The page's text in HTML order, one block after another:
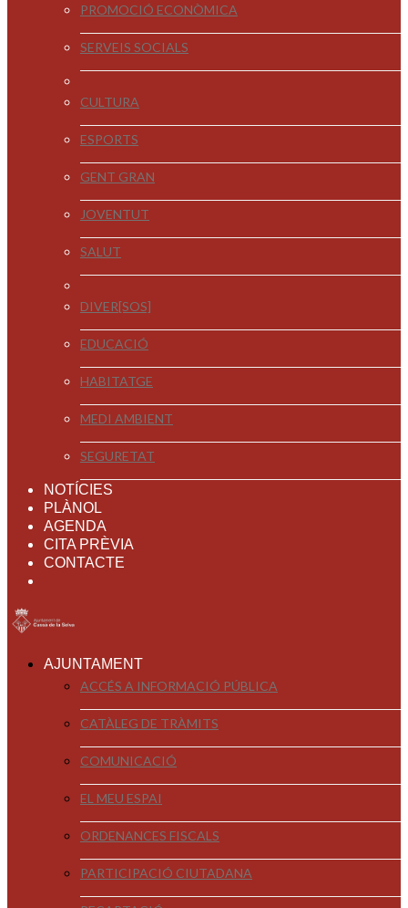
PROMOCIÓ ECONÒMICA
SERVEIS SOCIALS
CULTURA
ESPORTS
GENT GRAN
JOVENTUT
SALUT
DIVER[SOS]
EDUCACIÓ
HABITATGE
MEDI AMBIENT
SEGURETAT
NOTÍCIES
PLÀNOL
AGENDA
CITA PRÈVIA
CONTACTE
AJUNTAMENT
ACCÉS A INFORMACIÓ PÚBLICA
CATÀLEG DE TRÀMITS
COMUNICACIÓ
EL MEU ESPAI
ORDENANCES FISCALS
PARTICIPACIÓ CIUTADANA